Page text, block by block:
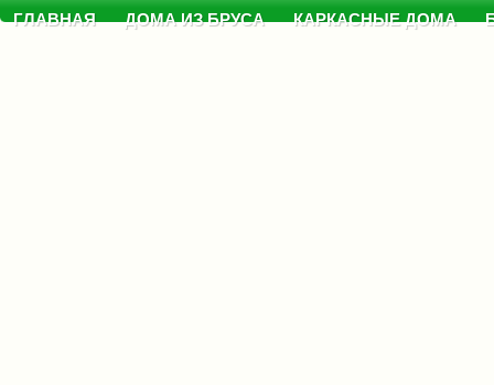
ГЛАВНАЯ
ДОМА ИЗ БРУСА КАРКАСНЫЕ ДОМА